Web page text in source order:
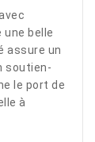
belle
assure un
soutien-
le port de
à